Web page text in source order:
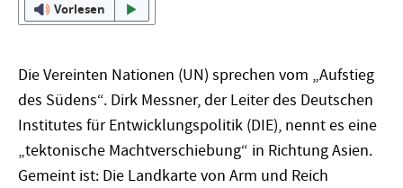
Vorlesen
Die Vereinten Nationen (UN) sprechen vom „Aufstieg
des Südens“. Dirk Messner, der Leiter des Deutschen
Institutes für Entwicklungspolitik (DIE), nennt es eine
„tektonische Machtverschiebung“ in Richtung Asien.
Gemeint ist: Die Landkarte von Arm und Reich